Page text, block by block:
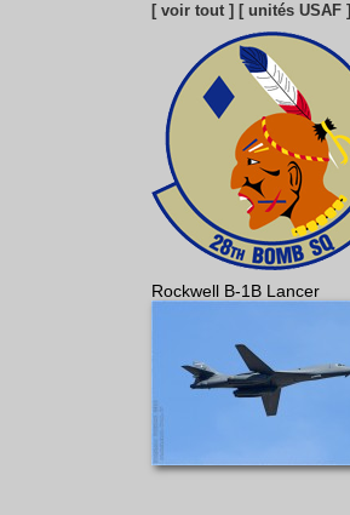
[ voir tout ] [ unités USAF ]
Rockwell B-1B Lancer